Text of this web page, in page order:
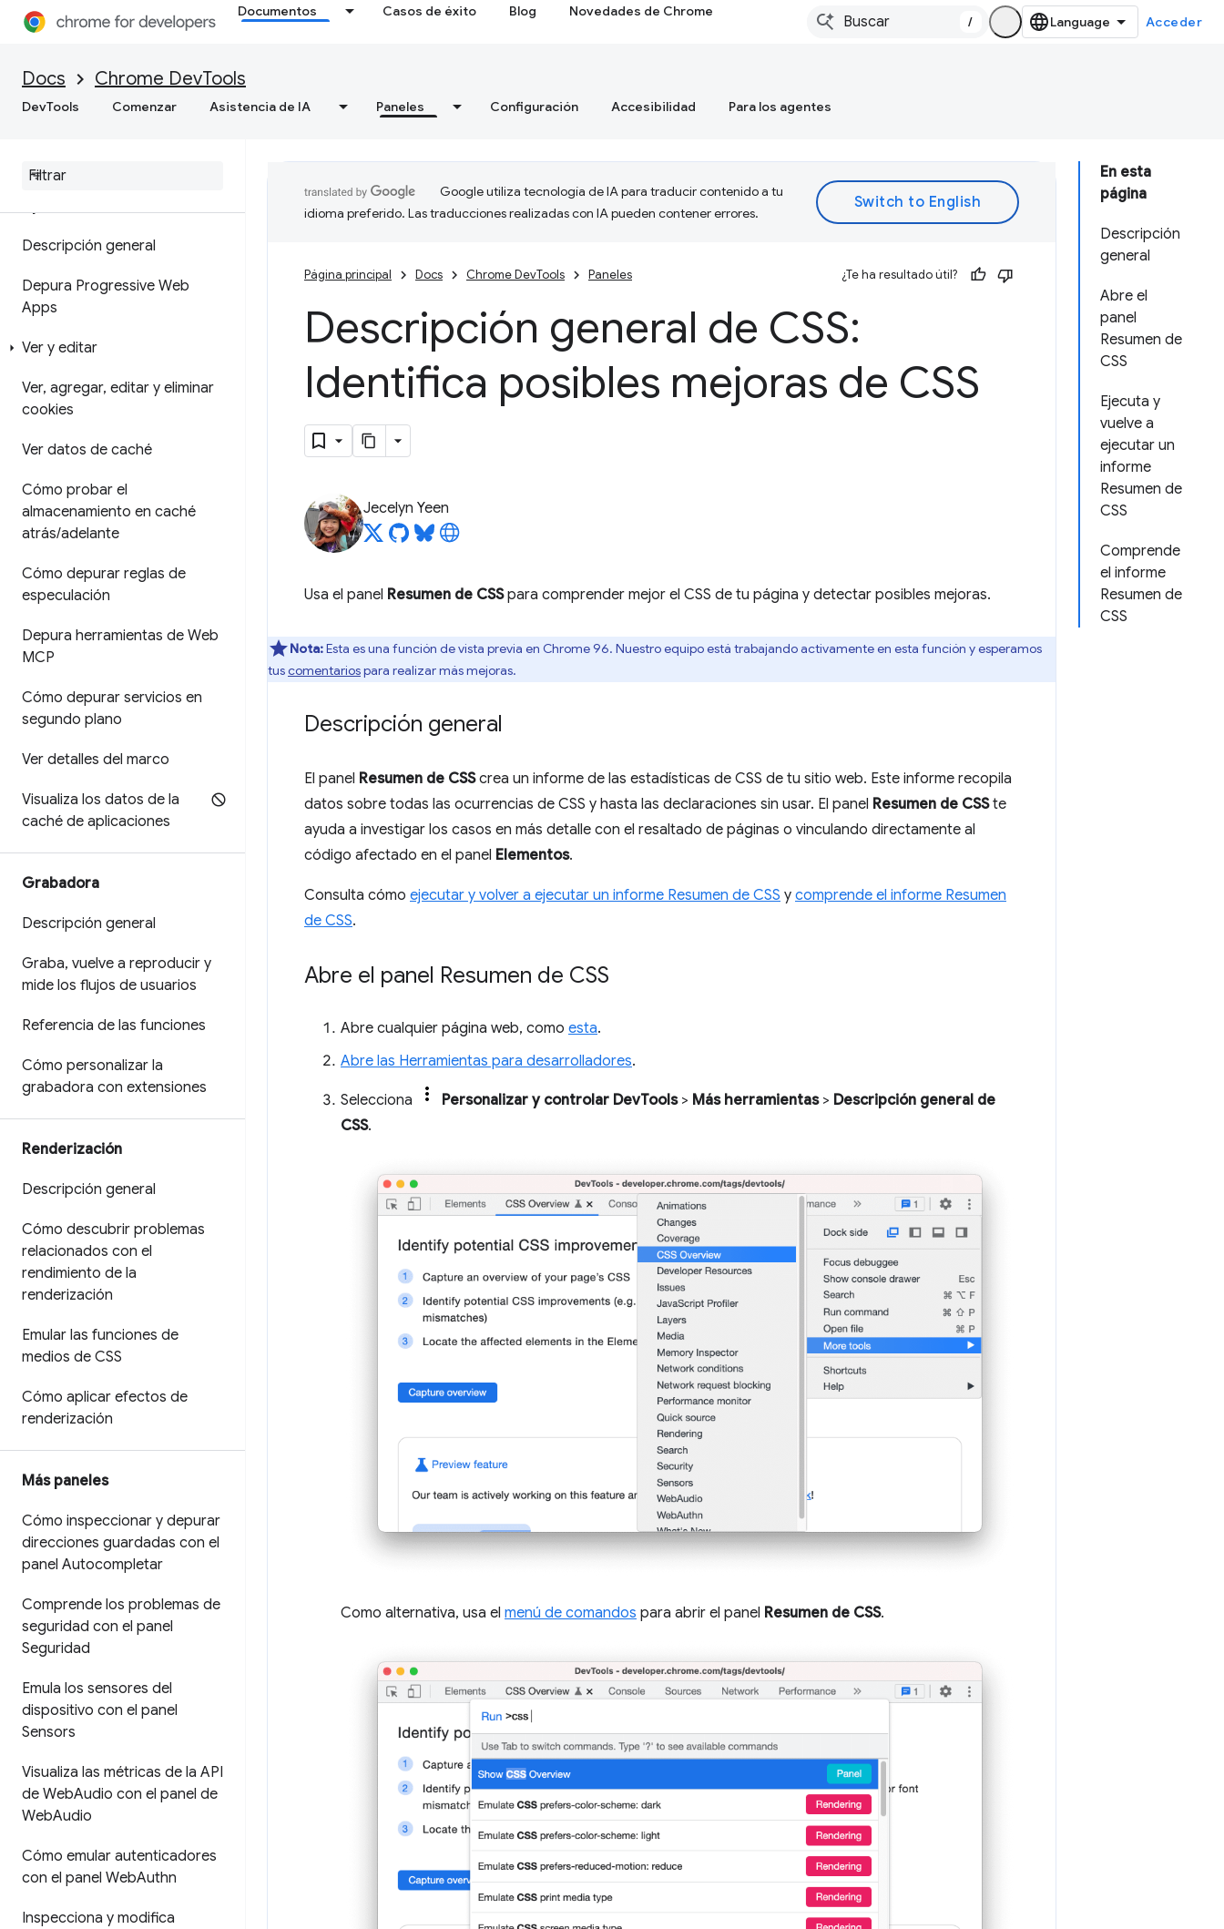
Documentos Casos de éxito Blog Novedades de Chrome
/ Acceder
Docs Chrome DevTools
DevTools Comenzar Asistencia de IA Paneles Configuración Accesibilidad Para los agentes
de memoria
montón
Descripción general
Depura Progressive Web
Apps
Ver y editar
Ver, agregar, editar y eliminar
cookies
Ver datos de caché
Cómo probar el
almacenamiento en caché
atrás/adelante
Cómo depurar reglas de
especulación
Depura herramientas de Web
MCP
Cómo depurar servicios en
segundo plano
Ver detalles del marco
Visualiza los datos de la
caché de aplicaciones
Grabadora
Descripción general
Graba, vuelve a reproducir y
mide los flujos de usuarios
Referencia de las funciones
Cómo personalizar la
grabadora con extensiones
Renderización
Descripción general
Cómo descubrir problemas
relacionados con el
rendimiento de la
renderización
Emular las funciones de
medios de CSS
Cómo aplicar efectos de
renderización
Más paneles
Cómo inspeccionar y depurar
direcciones guardadas con el
panel Autocompletar
Comprende los problemas de
seguridad con el panel
Seguridad
Emula los sensores del
dispositivo con el panel
Sensors
Visualiza las métricas de la API
de WebAudio con el panel de
WebAudio
Cómo emular autenticadores
con el panel WebAuthn
Inspecciona y modifica
En esta
página
Descripción
general
Abre el
panel
Resumen de
CSS
Ejecuta y
vuelve a
ejecutar un
informe
Resumen de
CSS
Comprende
el informe
Resumen de
CSS
Google utiliza tecnología de IA para traducir contenido a tu
idioma preferido. Las traducciones realizadas con IA pueden contener errores.
Página principal Docs Chrome DevTools Paneles ¿Te ha resultado útil?
Descripción general de CSS:
Identifica posibles mejoras de CSS
Jecelyn Yeen
Usa el panel Resumen de CSSpara comprender mejor el CSS de tu página y detectar posibles mejoras.
Nota:Esta es una función de vista previa en Chrome 96. Nuestro equipo está trabajando activamente en esta función y esperamos
tuscomentariospara realizar más mejoras.
Descripción general
El panel Resumen de CSScrea un informe de las estadísticas de CSS de tu sitio web. Este informe recopila
datos sobre todas las ocurrencias de CSS y hasta las declaraciones sin usar. El panel Resumen de CSSte
ayuda a investigar los casos en más detalle con el resaltado de páginas o vinculando directamente al
código afectado en el panel Elementos.
Consulta cómo ejecutar y volver a ejecutar un informe Resumen de CSS y comprende el informe Resumen
de CSS.
Abre el panel Resumen de CSS
Abre cualquier página web, como esta.
Abre las Herramientas para desarrolladores.
Selecciona Personalizar y controlar DevTools> Más herramientas> Descripción general de
CSS.
Como alternativa, usa el menú de comandos para abrir el panel Resumen de CSS.